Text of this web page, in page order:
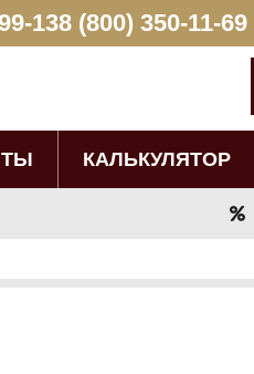
138 (800) 350-11-69
КАЛЬКУЛЯТОР